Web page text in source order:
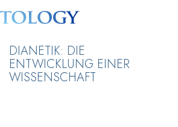
DIANETIK: DIE
ENTWICKLUNG EINER
WISSENSCHAFT